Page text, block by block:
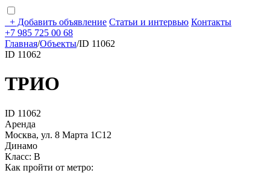
+ Добавить объявление Статьи и интервью Контакты
+7 985 725 00 68
Главная/Объекты/ID 11062
ID 11062
ТРИО
ID 11062
Аренда
Москва, ул. 8 Марта 1С12
Динамо
Класс: В
Как пройти от метро: